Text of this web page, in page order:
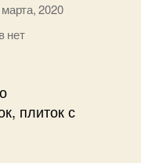
2020
к
высоты
колонок!
нет
плиток с